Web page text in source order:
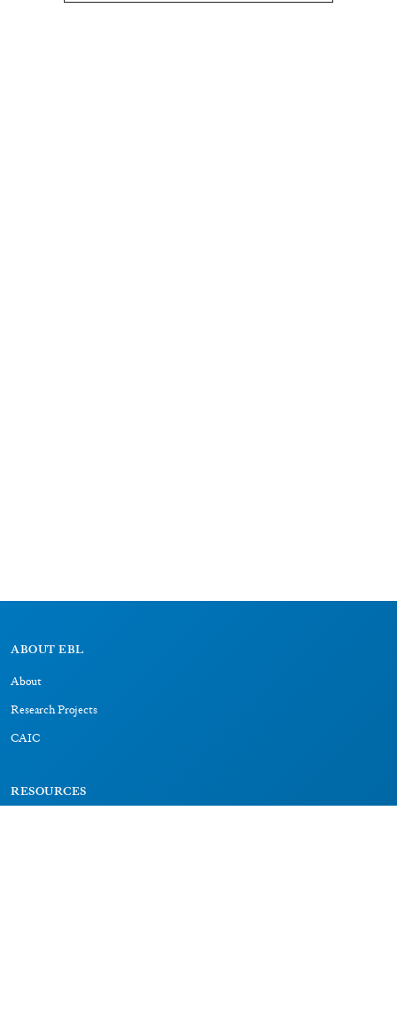
ABOUT EBL
About
Research Projects
CAIC
RESOURCES